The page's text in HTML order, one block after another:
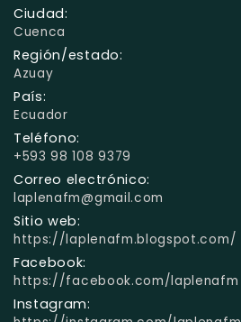
Ciudad:
Cuenca
Región/estado:
Azuay
País:
Ecuador
Teléfono:
+593 98 108 9379
Correo electrónico:
laplenafm@gmail.com
Sitio web:
https://laplenafm.blogspot.com/
Facebook:
https://facebook.com/laplenafm
Instagram: